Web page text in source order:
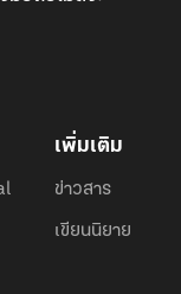
เพิ่มเติม
ข่าวสาร
เขียนนิยาย